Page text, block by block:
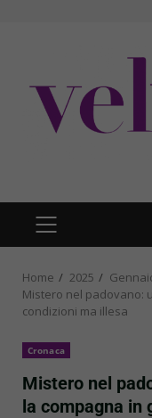
PRIMARY
MENU
Home 2025
Mistero nel padovano:
condizioni ma illesa
Cronaca
Mistero nel
la compagna in